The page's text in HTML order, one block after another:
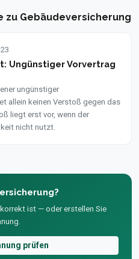
zu Gebäudeversicherung
Ungünstiger Vorvertrag
ungünstiger
allein keinen Verstoß gegen das
liegt erst vor, wenn der
nicht nutzt.
ist — oder erstellen Sie
prüfen